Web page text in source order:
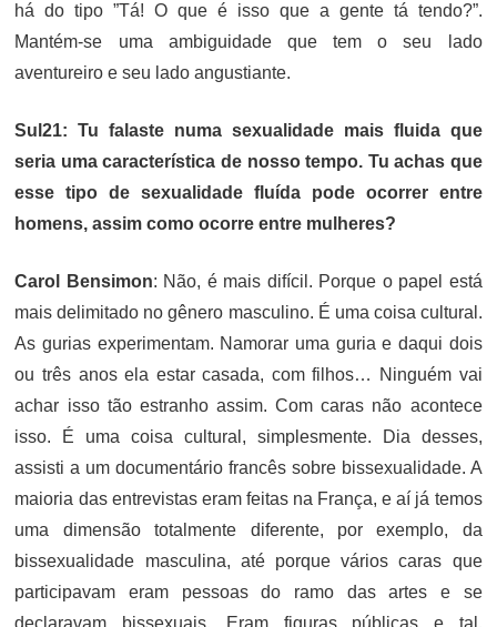
há do tipo ”Tá! O que é isso que a gente tá tendo?”.
Mantém-se uma ambiguidade que tem o seu lado
aventureiro e seu lado angustiante.
Sul21: Tu falaste numa sexualidade mais fluida que
seria uma característica de nosso tempo. Tu achas que
esse tipo de sexualidade fluída pode ocorrer entre
homens, assim como ocorre entre mulheres?
Carol Bensimon: Não, é mais difícil. Porque o papel está
mais delimitado no gênero masculino. É uma coisa cultural.
As gurias experimentam. Namorar uma guria e daqui dois
ou três anos ela estar casada, com filhos… Ninguém vai
achar isso tão estranho assim. Com caras não acontece
isso. É uma coisa cultural, simplesmente. Dia desses,
assisti a um documentário francês sobre bissexualidade. A
maioria das entrevistas eram feitas na França, e aí já temos
uma dimensão totalmente diferente, por exemplo, da
bissexualidade masculina, até porque vários caras que
participavam eram pessoas do ramo das artes e se